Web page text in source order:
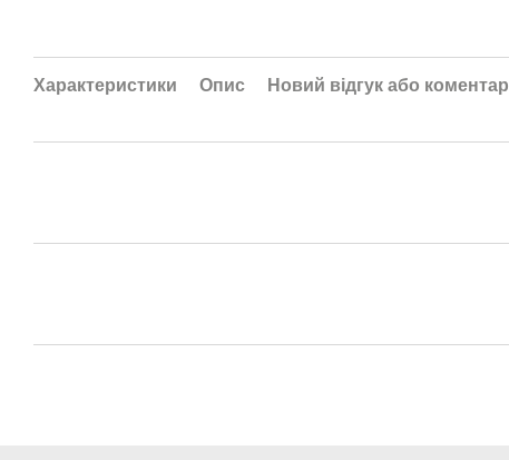
Характеристики Опис Новий відгук або коментар